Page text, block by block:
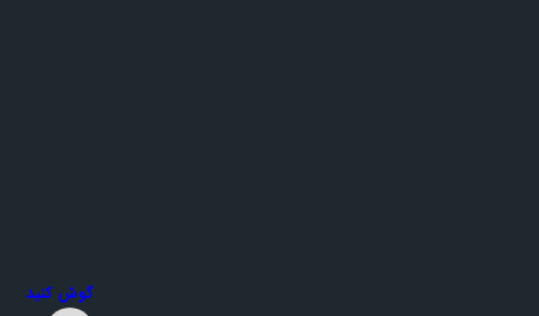
گوش کنید